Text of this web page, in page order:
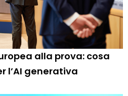
alla prova: cosa
l’AI generativa